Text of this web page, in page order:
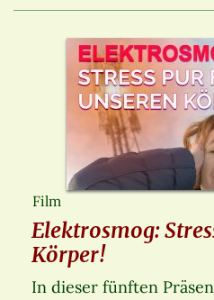
Film
Elektrosmog:
Körper!
In dieser fünften